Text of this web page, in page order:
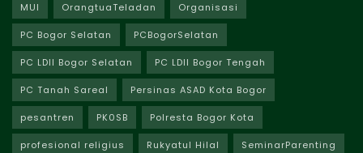
MUI OrangtuaTeladan Organisasi
PC Bogor Selatan PCBogorSelatan
PC LDII Bogor Selatan PC LDII Bogor Tengah
PC Tanah Sareal Persinas ASAD Kota Bogor
pesantren PK0SB Polresta Bogor Kota
profesional religius Rukyatul Hilal SeminarParenting